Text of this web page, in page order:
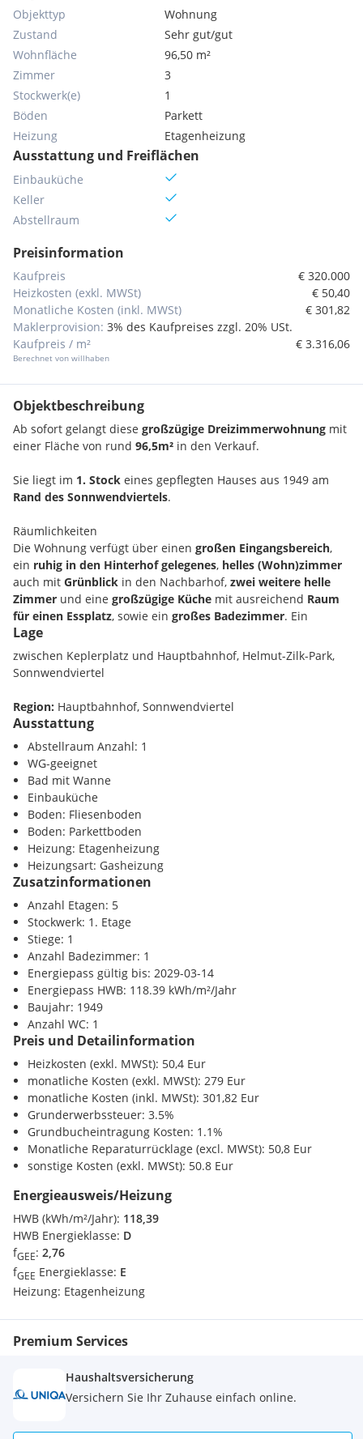
Objekttyp
Wohnung
Zustand
Sehr gut/gut
Wohnfläche
96,50 m²
Zimmer
3
Stockwerk(e)
1
Böden
Parkett
Heizung
Etagenheizung
Ausstattung und Freiflächen
Einbauküche
Keller
Abstellraum
Preisinformation
Kaufpreis
€ 320.000
Heizkosten (exkl. MWSt)
€ 50,40
Monatliche Kosten (inkl. MWSt)
€ 301,82
Maklerprovision: 3% des Kaufpreises zzgl. 20% USt.
Kaufpreis / m²
Berechnet von willhaben
€ 3.316,06
Objektbeschreibung
Ab sofort gelangt diese großzügige Dreizimmerwohnung mit
einer Fläche von rund 96,5m² in den Verkauf.
Sie liegt im 1. Stock eines gepflegten Hauses aus 1949 am
Rand des Sonnwendviertels.
Räumlichkeiten
Die Wohnung verfügt über einen großen Eingangsbereich,
ein ruhig in den Hinterhof gelegenes, helles (Wohn)zimmer
auch mit Grünblick in den Nachbarhof, zwei weitere helle
Zimmer und eine großzügige Küche mit ausreichend Raum
für einen Essplatz, sowie ein großes Badezimmer. Ein
Abstellraum
Weiters ist der Wohnung ein Kellerabteil
Durch dieurbane Lage und dieGroßzügigkeit der
Räumlichkeiten
Wohngemeinschaft
Ausstattung
Die Küche ist mit allen
ausgestattet, das Badezimmer verfügt über
Badewanne, sowie eine
Heizung
Für Warmwasser und Heizung sorgt eine
Gaskombitherme.
Infrastruktur
Durch dieurbane Lage nahe des Reumannplatzes
Keplerplatzesund desHauptbahnhofes
Schulen aller Art, Apotheken, Ärzte, der Viktor-Adler-Markt
und sämtliche Nahversorger bequem in wenigen Minuten
fußläufig zu erreichen. Der um die Ecke gelegene
Zilk-Parklädt zum Verweilen, Spazierengehen und für
Sportausübung ein, auch ein großer Motorikpark kann hier
genutzt werden.
Ihre Vorteile auf einen Blick
Großzügige, helle Räumlichkeiten
Urbane Lage am Rand des Sonnwendviertels
Nahversorger bequem fußläufig erreichbar
Ideale Anbindung an die öffentlichen Verkehrsmittel
Hinweis: Für ein besseres Raumverständnis wurden
sämtliche Einrichtungsgegenstände außer der Küche und
den Badezimmermöbeln virtuell eingefügt.
Ich freue mich auf Ihre Kontaktaufnahme unter
fasch@roemer-real.at bzw. unter 06801562927.
Ihren individuellen Suchagenten unter folgendem Link an.
Suchagent anlegen- https://roemer-
real.service.immo/registrieren/de
Der Vermittler ist als Doppelmakler tätig.
Lage
zwischen Keplerplatz und Hauptbahnhof, Helmut-Zilk-Park,
Sonnwendviertel
Region: Hauptbahnhof, Sonnwendviertel
Ausstattung
Abstellraum Anzahl: 1
WG-geeignet
Bad mit Wanne
Einbauküche
Boden: Fliesenboden
Boden: Parkettboden
Heizung: Etagenheizung
Heizungsart: Gasheizung
Zusatzinformationen
Anzahl Etagen: 5
Stockwerk: 1. Etage
Stiege: 1
Anzahl Badezimmer: 1
Energiepass gültig bis: 2029-03-14
Energiepass HWB: 118.39 kWh/m²/Jahr
Baujahr: 1949
Anzahl WC: 1
Preis und Detailinformation
Heizkosten (exkl. MWSt): 50,4 Eur
monatliche Kosten (exkl. MWSt): 279 Eur
monatliche Kosten (inkl. MWSt): 301,82 Eur
Grunderwerbssteuer: 3.5%
Grundbucheintragung Kosten: 1.1%
Monatliche Reparaturrücklage (excl. MWSt): 50,8 Eur
sonstige Kosten (exkl. MWSt): 50.8 Eur
Energieausweis/Heizung
HWB (kWh/m²/Jahr): 118,39
HWB Energieklasse: D
fGEE: 2,76
fGEE Energieklasse: E
Heizung: Etagenheizung
Premium Services
Haushaltsversicherung
Versichern Sie Ihr Zuhause einfach online.